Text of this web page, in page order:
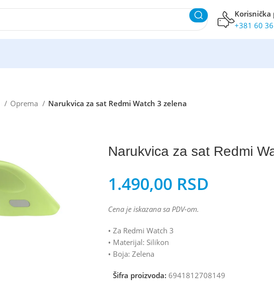
Korisnička
+381 60
Oprema Narukvica za sat Redmi Watch 3 zelena
Narukvica za sat Redmi
1.490,00 RSD
Cena je iskazana sa PDV-om.
• Za Redmi Watch 3
• Materijal: Silikon
• Boja: Zelena
Šifra proizvoda: 6941812708149